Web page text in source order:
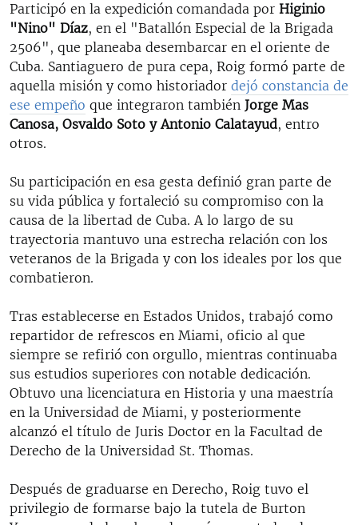
Participó en la expedición comandada por Higinio
"Nino" Díaz, en el "Batallón Especial de la Brigada
2506", que planeaba desembarcar en el oriente de
Cuba. Santiaguero de pura cepa, Roig formó parte de
aquella misión y como historiador dejó constancia de
ese empeño que integraron también Jorge Mas
Canosa, Osvaldo Soto y Antonio Calatayud, entro
otros.
Su participación en esa gesta definió gran parte de
su vida pública y fortaleció su compromiso con la
causa de la libertad de Cuba. A lo largo de su
trayectoria mantuvo una estrecha relación con los
veteranos de la Brigada y con los ideales por los que
combatieron.
Tras establecerse en Estados Unidos, trabajó como
repartidor de refrescos en Miami, oficio al que
siempre se refirió con orgullo, mientras continuaba
sus estudios superiores con notable dedicación.
Obtuvo una licenciatura en Historia y una maestría
en la Universidad de Miami, y posteriormente
alcanzó el título de Juris Doctor en la Facultad de
Derecho de la Universidad St. Thomas.
Después de graduarse en Derecho, Roig tuvo el
privilegio de formarse bajo la tutela de Burton